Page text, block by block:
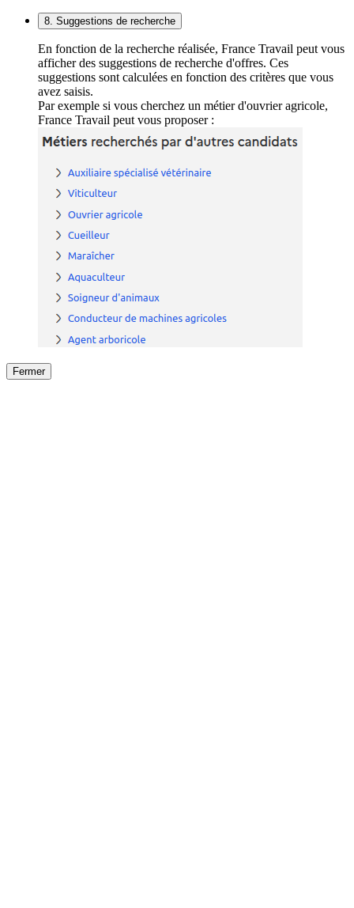
8. Suggestions de recherche
En fonction de la recherche réalisée, France Travail peut vous
afficher des suggestions de recherche d'offres. Ces
suggestions sont calculées en fonction des critères que vous
avez saisis.
Par exemple si vous cherchez un métier d'ouvrier agricole,
France Travail peut vous proposer :
Fermer